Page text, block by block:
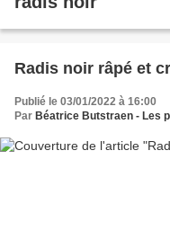
Radis noir râpé et
Publié le 03/01/2022 à 16:00
Par Béatrice Butstraen - Les